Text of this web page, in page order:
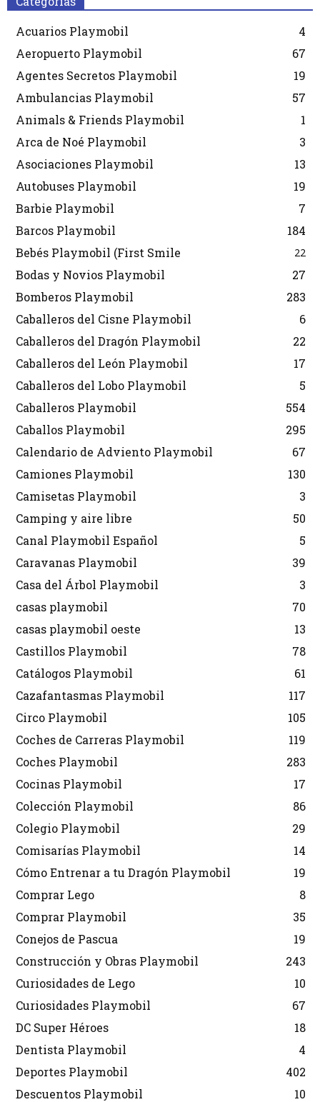
Acuarios Playmobil
4
Aeropuerto Playmobil
67
Agentes Secretos Playmobil
19
Ambulancias Playmobil
57
Animals & Friends Playmobil
1
Arca de Noé Playmobil
3
Asociaciones Playmobil
13
Autobuses Playmobil
19
Barbie Playmobil
7
Barcos Playmobil
184
Bebés Playmobil (First Smile
22
Bodas y Novios Playmobil
27
Bomberos Playmobil
283
Caballeros del Cisne Playmobil
6
Caballeros del Dragón Playmobil
22
Caballeros del León Playmobil
17
Caballeros del Lobo Playmobil
5
Caballeros Playmobil
554
Caballos Playmobil
295
Calendario de Adviento Playmobil
67
Camiones Playmobil
130
Camisetas Playmobil
3
Camping y aire libre
50
Canal Playmobil Español
5
Caravanas Playmobil
39
Casa del Árbol Playmobil
3
casas playmobil
70
casas playmobil oeste
13
Castillos Playmobil
78
Catálogos Playmobil
61
Cazafantasmas Playmobil
117
Circo Playmobil
105
Coches de Carreras Playmobil
119
Coches Playmobil
283
Cocinas Playmobil
17
Colección Playmobil
86
Colegio Playmobil
29
Comisarías Playmobil
14
Cómo Entrenar a tu Dragón Playmobil
19
Comprar Lego
8
Comprar Playmobil
35
Conejos de Pascua
19
Construcción y Obras Playmobil
243
Curiosidades de Lego
10
Curiosidades Playmobil
67
DC Super Héroes
18
Dentista Playmobil
4
Deportes Playmobil
402
Descuentos Playmobil
10